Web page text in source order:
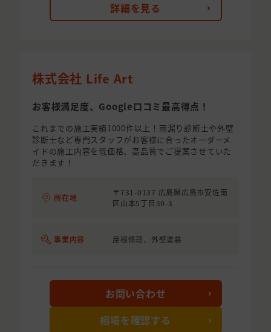
詳細を見る
株式会社 Life Art
お客様満足度、Google口コミ最高得点！
これまでの施工実績1000件以上！雨漏り診断士や外壁
診断士など専門スタッフがお客様に合ったオーダーメ
イドの施工内容を低価格、高品質でご提案させていた
だきます！
所在地
〒731-0137 広島県広島市安佐南
区山本5丁目30-3
事業内容 屋根修理、外壁塗装
お問い合わせ
相場を確認する